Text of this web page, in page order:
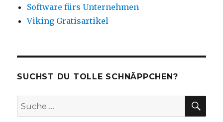
Software fürs Unternehmen
Viking Gratisartikel
SUCHST DU TOLLE SCHNÄPPCHEN?
Suche
nach: